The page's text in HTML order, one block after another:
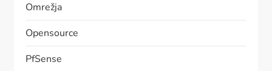
Omrežja
Opensource
PfSense